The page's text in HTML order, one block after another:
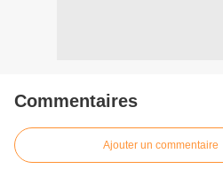
Commentaires
Ajouter un commentaire